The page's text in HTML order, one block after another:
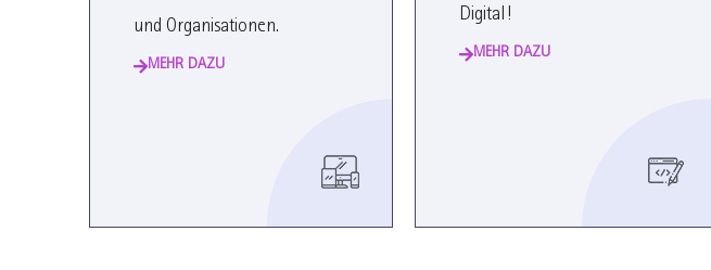
und Organisationen.
MEHR DAZU
Digital!
MEHR DAZU